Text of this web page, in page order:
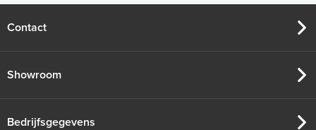
Contact
Showroom
Bedrijfsgegevens